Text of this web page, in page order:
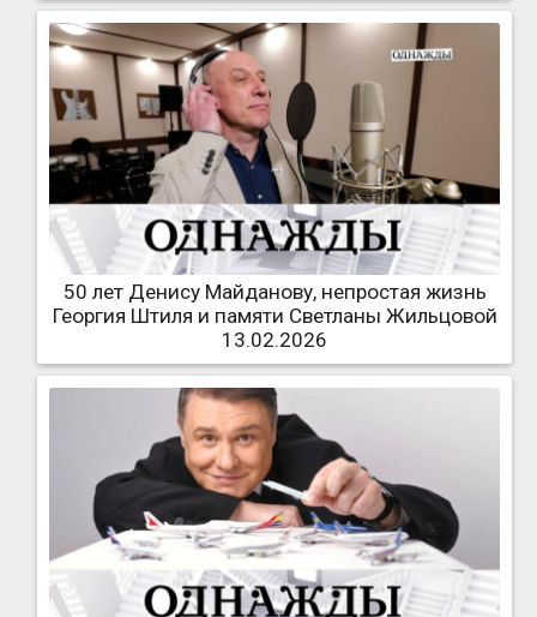
50 лет Денису Майданову, непростая жизнь
Георгия Штиля и памяти Светланы Жильцовой
13.02.2026